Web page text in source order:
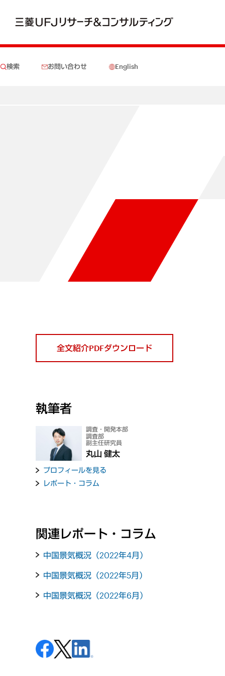
検索 お問い合わせ English
全文紹介PDFダウンロード
執筆者
調査・開発本部
調査部
副主任研究員
丸山 健太
プロフィールを見る
レポート・コラム
関連レポート・コラム
中国景気概況（2022年4月）
中国景気概況（2022年5月）
中国景気概況（2022年6月）